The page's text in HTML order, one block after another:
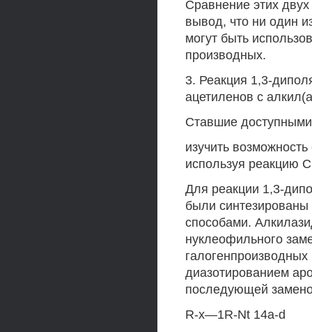
Сравнение этих
вывод, что ни один
могут быть
производных.
3. Реакция 1,3-
ацетиленов с
Ставшие
изучить
используя реакцию
Для реакции 1,3-
были
способами.
нуклеофильного
диазотированием
последующей
R-x—1R-Nt 14a-d